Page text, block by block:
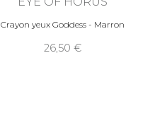
Crayon yeux Goddess - Marron
26,50